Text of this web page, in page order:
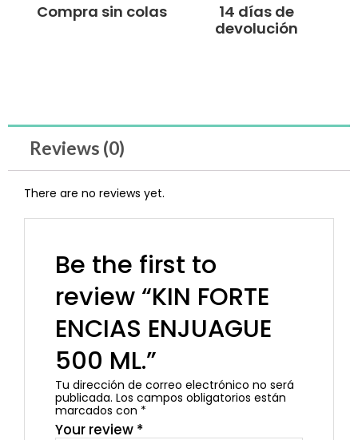
Compra sin colas
14 días de
devolución
Reviews (0)
There are no reviews yet.
Be the first to
review “KIN FORTE
ENCIAS ENJUAGUE
500 ML.”
Tu dirección de correo electrónico no será
publicada. Los campos obligatorios están
marcados con *
Your review *